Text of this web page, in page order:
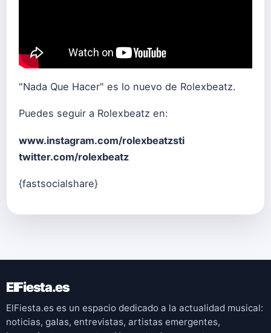
"Nada Que Hacer" es lo nuevo de Rolexbeatz.
Puedes seguir a Rolexbeatz en:
www.instagram.com/rolexbeatzsti
twitter.com/rolexbeatz
{fastsocialshare}
ElFiesta.es
ElFiesta.es es un espacio dedicado a la actualidad musical:
noticias, galas, entrevistas, artistas emergentes,